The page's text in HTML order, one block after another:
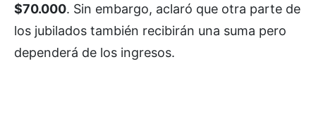
$70.000. Sin embargo, aclaró que otra parte de
los jubilados también recibirán una suma pero
dependerá de los ingresos.